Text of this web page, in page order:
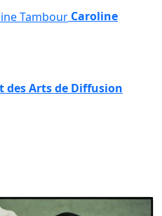
Caroline
des Arts de Diffusion